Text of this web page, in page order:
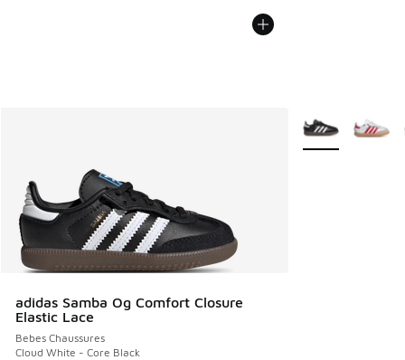
adidas Samba Og Comfort Closure
Elastic Lace
Bebes Chaussures
Cloud White - Core Black
Plus de couleurs